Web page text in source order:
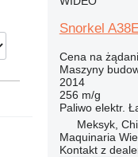
Snorkel
Cena na
Maszyny
2014
256 m/g
Paliwo elektr.
Meksyk,
Maquinaria
Kontakt z